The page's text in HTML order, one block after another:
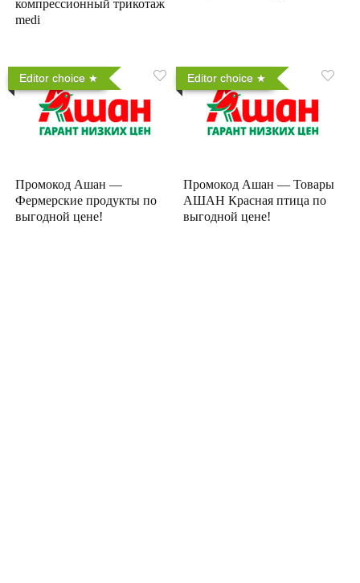
компрессионный трикотаж
medi
Editor choice
Промокод Ашан —
Фермерские продукты по
выгодной цене!
Editor choice
Промокод Ашан — Товары
АШАН Красная птица по
выгодной цене!